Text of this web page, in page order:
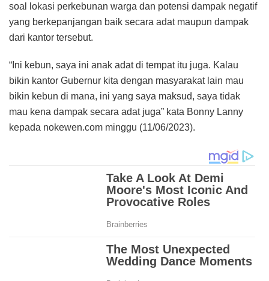
soal lokasi perkebunan warga dan potensi dampak negatif
yang berkepanjangan baik secara adat maupun dampak
dari kantor tersebut.
“Ini kebun, saya ini anak adat di tempat itu juga. Kalau
bikin kantor Gubernur kita dengan masyarakat lain mau
bikin kebun di mana, ini yang saya maksud, saya tidak
mau kena dampak secara adat juga” kata Bonny Lanny
kepada nokewen.com minggu (11/06/2023).